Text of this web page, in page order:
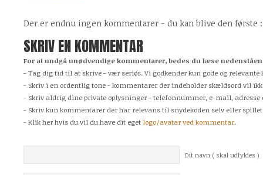
Der er endnu ingen kommentarer - du kan blive den første
SKRIV EN KOMMENTAR
For at undgå unødvendige kommentarer, bedes du læse
- Tag dig tid til at skrive - vær seriøs. Vi godkender kun gode og
- Skriv i en ordentlig tone - kommentarer der indeholder skældsord vil
- Skriv aldrig dine private oplysninger - telefonnummer, e-mail, adresse
- Skriv kun kommentarer der har relevans til snydekoden selv eller
- Klik her hvis du vil du have dit eget logo/avatar ved kommentar.
Dit navn ( skal udfyldes )